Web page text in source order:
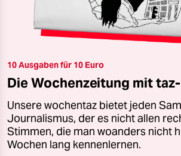
10 Ausgaben für 10 Euro
Die Wochenzeitung mit
Unsere wochentaz bietet jeden
Journalismus, der es nicht allen
Stimmen, die man woanders nicht
Wochen lang kennenlernen.